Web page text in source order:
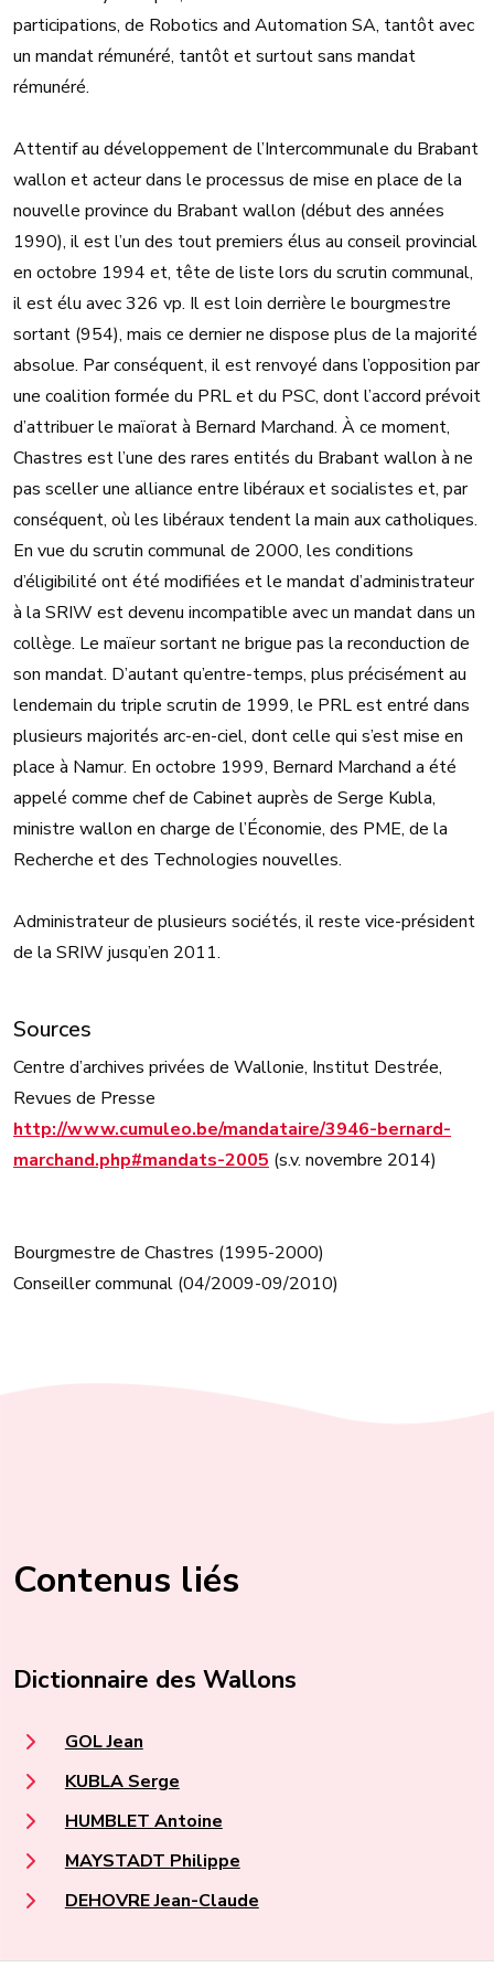
participations, de Robotics and Automation SA, tantôt avec
un mandat rémunéré, tantôt et surtout sans mandat
rémunéré.
Attentif au développement de l’Intercommunale du Brabant
wallon et acteur dans le processus de mise en place de la
nouvelle province du Brabant wallon (début des années
1990), il est l’un des tout premiers élus au conseil provincial
en octobre 1994 et, tête de liste lors du scrutin communal,
il est élu avec 326 vp. Il est loin derrière le bourgmestre
sortant (954), mais ce dernier ne dispose plus de la majorité
absolue. Par conséquent, il est renvoyé dans l’opposition par
une coalition formée du PRL et du PSC, dont l’accord prévoit
d’attribuer le maïorat à Bernard Marchand. À ce moment,
Chastres est l’une des rares entités du Brabant wallon à ne
pas sceller une alliance entre libéraux et socialistes et, par
conséquent, où les libéraux tendent la main aux catholiques.
En vue du scrutin communal de 2000, les conditions
d’éligibilité ont été modifiées et le mandat d’administrateur
à la SRIW est devenu incompatible avec un mandat dans un
collège. Le maïeur sortant ne brigue pas la reconduction de
son mandat. D’autant qu’entre-temps, plus précisément au
lendemain du triple scrutin de 1999, le PRL est entré dans
plusieurs majorités arc-en-ciel, dont celle qui s’est mise en
place à Namur. En octobre 1999, Bernard Marchand a été
appelé comme chef de Cabinet auprès de Serge Kubla,
ministre wallon en charge de l’Économie, des PME, de la
Recherche et des Technologies nouvelles.
Administrateur de plusieurs sociétés, il reste vice-président
de la SRIW jusqu’en 2011.
Sources
Centre d’archives privées de Wallonie, Institut Destrée,
Revues de Presse
http://www.cumuleo.be/mandataire/3946-bernard-
marchand.php#mandats-2005 (s.v. novembre 2014)
Bourgmestre de Chastres (1995-2000)
Conseiller communal (04/2009-09/2010)
Contenus liés
Dictionnaire des Wallons
GOL Jean
KUBLA Serge
HUMBLET Antoine
MAYSTADT Philippe
DEHOVRE Jean-Claude